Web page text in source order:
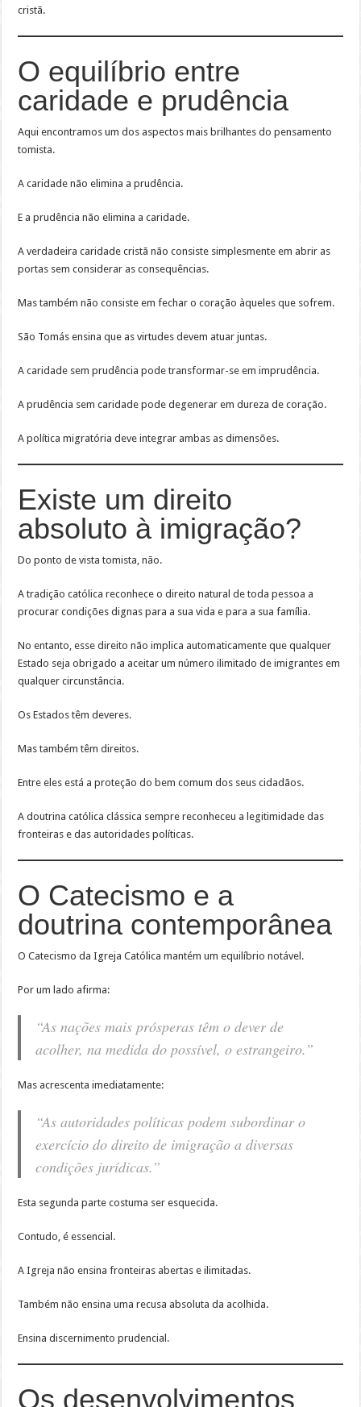
cristã.
O equilíbrio entre
caridade e prudência
Aqui encontramos um dos aspectos mais brilhantes do pensamento
tomista.
A caridade não elimina a prudência.
E a prudência não elimina a caridade.
A verdadeira caridade cristã não consiste simplesmente em abrir as
portas sem considerar as consequências.
Mas também não consiste em fechar o coração àqueles que sofrem.
São Tomás ensina que as virtudes devem atuar juntas.
A caridade sem prudência pode transformar-se em imprudência.
A prudência sem caridade pode degenerar em dureza de coração.
A política migratória deve integrar ambas as dimensões.
Existe um direito
absoluto à imigração?
Do ponto de vista tomista, não.
A tradição católica reconhece o direito natural de toda pessoa a
procurar condições dignas para a sua vida e para a sua família.
No entanto, esse direito não implica automaticamente que qualquer
Estado seja obrigado a aceitar um número ilimitado de imigrantes em
qualquer circunstância.
Os Estados têm deveres.
Mas também têm direitos.
Entre eles está a proteção do bem comum dos seus cidadãos.
A doutrina católica clássica sempre reconheceu a legitimidade das
fronteiras e das autoridades políticas.
O Catecismo e a
doutrina contemporânea
O Catecismo da Igreja Católica mantém um equilíbrio notável.
Por um lado afirma:
“As nações mais prósperas têm o dever de
acolher, na medida do possível, o estrangeiro.”
Mas acrescenta imediatamente:
“As autoridades políticas podem subordinar o
exercício do direito de imigração a diversas
condições jurídicas.”
Esta segunda parte costuma ser esquecida.
Contudo, é essencial.
A Igreja não ensina fronteiras abertas e ilimitadas.
Também não ensina uma recusa absoluta da acolhida.
Ensina discernimento prudencial.
Os desenvolvimentos